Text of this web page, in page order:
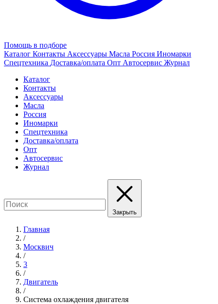
Помощь в подборе
Каталог Контакты Аксессуары Масла Россия Иномарки
Спецтехника Доставка/оплата Опт Автосервис Журнал
Каталог
Контакты
Аксессуары
Масла
Россия
Иномарки
Спецтехника
Доставка/оплата
Опт
Автосервис
Журнал
Закрыть
Главная
/
Москвич
/
3
/
Двигатель
/
Система охлаждения двигателя